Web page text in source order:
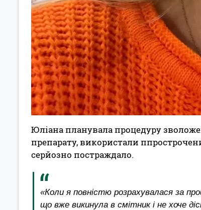
Юліана планувала процедуру
препарату, використали
серйозно постраждало.
«Коли я повністю розрахувалася за
що вже викинула в смітник і не хоче